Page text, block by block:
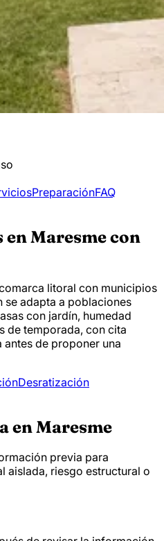
PreparaciónFAQ
Maresme con
litoral con municipios
se adapta a poblaciones
con jardín, humedad
de temporada, con cita
de proponer una
Desratización
en Maresme
previa para
aislada, riesgo estructural o